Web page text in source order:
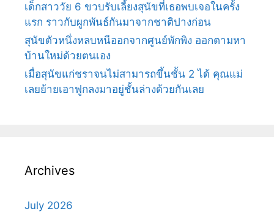
เด็กสาววัย 6 ขวบรับเลี้ยงสุนัขที่เธอพบเจอในครั้ง
แรก ราวกับผูกพันธ์กันมาจากชาติปางก่อน
สุนัขตัวหนึ่งหลบหนีออกจากศูนย์พักพิง ออกตามหา
บ้านใหม่ด้วยตนเอง
เมื่อสุนัขแก่ชราจนไม่สามารถขึ้นชั้น 2 ได้ คุณแม่
เลยย้ายเอาฟูกลงมาอยู่ชั้นล่างด้วยกันเลย
Archives
July 2026